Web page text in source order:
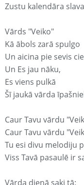
Zustu kalendāra
Vārds "Veiko"
Kā ābols zarā spulgo
Un aicina pie sevis
Un Es jau nāku,
Es viens pulkā
Šī jaukā vārda
Caur Tavu vārdu
Caur Tavu vārdu
Tu esi divu melodiju
Viss Tavā pasaulē ir
Vārda dienā saki tā: